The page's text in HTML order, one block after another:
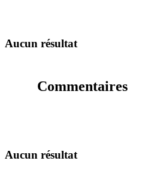
Aucun résultat
Commentaires
Aucun résultat